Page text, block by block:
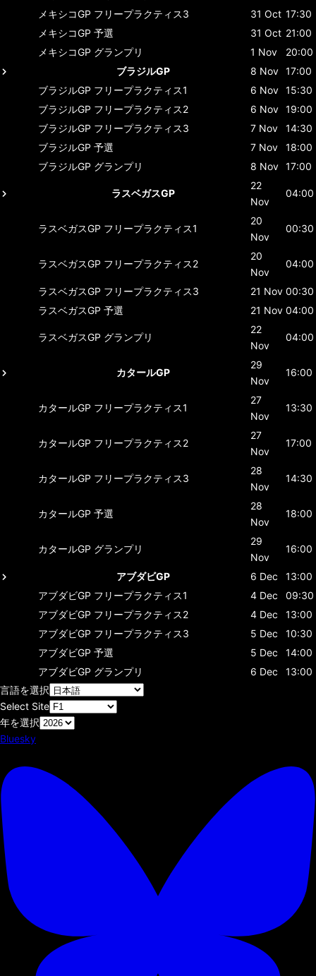
メキシコGP フリープラクティス3 31 Oct 17:30
メキシコGP 予選 31 Oct 21:00
メキシコGP グランプリ 1 Nov
20:00
ブラジルGP
8 Nov 17:00
ブラジルGP フリープラクティス1 6 Nov 15:30
ブラジルGP フリープラクティス2 6 Nov 19:00
ブラジルGP フリープラクティス3 7 Nov
14:30
ブラジルGP 予選 7 Nov
18:00
ブラジルGP グランプリ 8 Nov 17:00
ラスベガスGP
22
Nov
04:00
ラスベガスGP フリープラクティス1
20
Nov
00:30
ラスベガスGP フリープラクティス2
20
Nov
04:00
ラスベガスGP フリープラクティス3 21 Nov 00:30
ラスベガスGP 予選 21 Nov 04:00
ラスベガスGP グランプリ
22
Nov
04:00
カタールGP
29
Nov
16:00
カタールGP フリープラクティス1
27
Nov
13:30
カタールGP フリープラクティス2
27
Nov
17:00
カタールGP フリープラクティス3
28
Nov
14:30
カタールGP 予選
28
Nov
18:00
カタールGP グランプリ
29
Nov
16:00
アブダビGP 6 Dec
13:00
アブダビGP フリープラクティス1 4 Dec
09:30
アブダビGP フリープラクティス2 4 Dec
13:00
アブダビGP フリープラクティス3 5 Dec
10:30
アブダビGP 予選 5 Dec
14:00
アブダビGP グランプリ 6 Dec
13:00
言語を選択
Select Site
年を選択
Bluesky